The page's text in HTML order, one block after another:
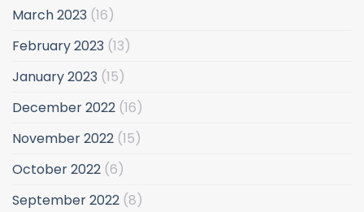
March 2023 (16)
February 2023 (13)
January 2023 (15)
December 2022 (16)
November 2022 (15)
October 2022 (6)
September 2022 (8)